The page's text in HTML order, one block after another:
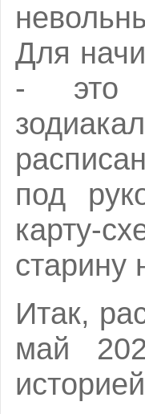
Для
- это
под
карту-
старину
Итак,
май